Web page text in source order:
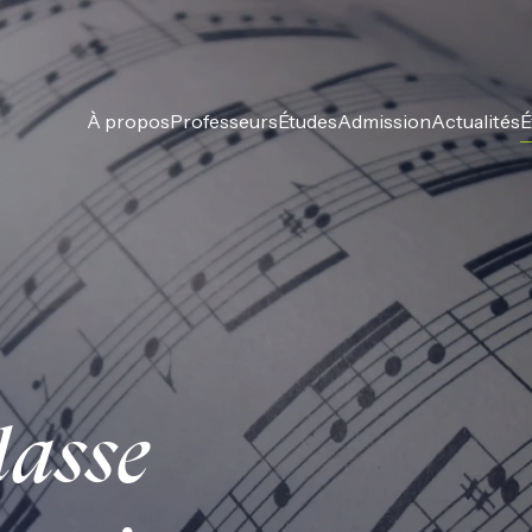
À proposProfesseursÉtudesAdmissionActualités